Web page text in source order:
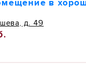
в
д. 49